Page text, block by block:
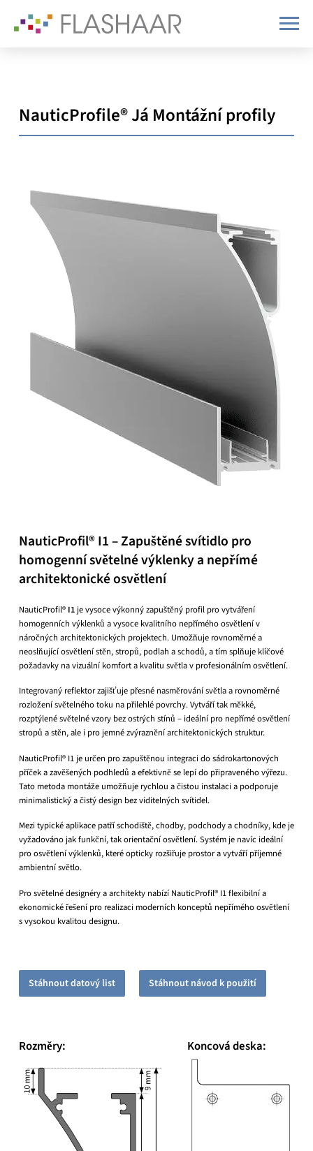
NauticProfile®Já Montážní profily
NauticProfil® I1 – Zapuštěné svítidlo pro
homogenní světelné výklenky a nepřímé
architektonické osvětlení
NauticProfil® I1je vysoce výkonný zapuštěný profil pro vytváření
homogenních výklenků a vysoce kvalitního nepřímého osvětlení v
náročných architektonických projektech. Umožňuje rovnoměrné a
neoslňující osvětlení stěn, stropů, podlah a schodů, a tím splňuje klíčové
požadavky na vizuální komfort a kvalitu světla v profesionálním osvětlení.
Integrovaný reflektor zajišťuje přesné nasměrování světla a rovnoměrné
rozložení světelného toku na přilehlé povrchy. Vytváří tak měkké,
rozptýlené světelné vzory bez ostrých stínů – ideální pro nepřímé osvětlení
stropů a stěn, ale i pro jemné zvýraznění architektonických struktur.
NauticProfil® I1 je určen pro zapuštěnou integraci do sádrokartonových
příček a zavěšených podhledů a efektivně se lepí do připraveného výřezu.
Tato metoda montáže umožňuje rychlou a čistou instalaci a podporuje
minimalistický a čistý design bez viditelných svítidel.
Mezi typické aplikace patří schodiště, chodby, podchody a chodníky, kde je
vyžadováno jak funkční, tak orientační osvětlení. Systém je navíc ideální
pro osvětlení výklenků, které opticky rozšiřuje prostor a vytváří příjemné
ambientní světlo.
Pro světelné designéry a architekty nabízí NauticProfil® I1 flexibilní a
ekonomické řešení pro realizaci moderních konceptů nepřímého osvětlení
s vysokou kvalitou designu.
Stáhnout datový list Stáhnout návod k použití
Rozměry: Koncová deska: